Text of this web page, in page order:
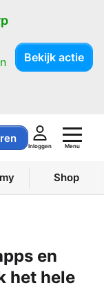
Bekijk actie
Inloggen Menu
Shop
en
het hele